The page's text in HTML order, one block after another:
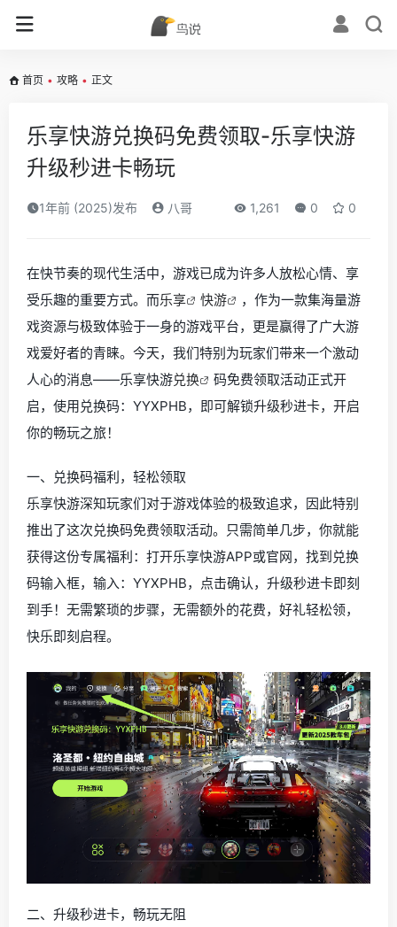
首页 • 攻略 • 正文
乐享快游兑换码免费领取-乐享快游
升级秒进卡畅玩
1年前 (2025)发布 八哥 1,261 0 0
在快节奏的现代生活中，游戏已成为许多人放松心情、享
受乐趣的重要方式。而乐享 快游
，作为一款集海量游
戏资源与极致体验于一身的游戏平台，更是赢得了广大游
戏爱好者的青睐。今天，我们特别为玩家们带来一个激动
人心的消息——乐享快游兑换
码免费领取活动正式开
启，使用兑换码：YYXPHB，即可解锁升级秒进卡，开启
你的畅玩之旅！
一、兑换码福利，轻松领取
乐享快游深知玩家们对于游戏体验的极致追求，因此特别
推出了这次兑换码免费领取活动。只需简单几步，你就能
获得这份专属福利：打开乐享快游APP或官网，找到兑换
码输入框，输入：YYXPHB，点击确认，升级秒进卡即刻
到手！无需繁琐的步骤，无需额外的花费，好礼轻松领，
快乐即刻启程。
二、升级秒进卡，畅玩无阻